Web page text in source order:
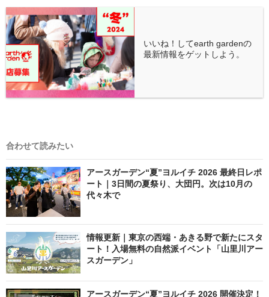
いいね！してearth gardenの
最新情報をゲットしよう。
合わせて読みたい
アースガーデン“夏”ヨルイチ 2026 最終日レポ
ート｜3日間の夏祭り、大団円。次は10月の
代々木で
情報更新｜東京の西端・あきる野で新たにスタ
ート！入場無料の自然派イベント「山里川アー
スガーデン」
アースガーデン“夏”ヨルイチ 2026 開催決定！